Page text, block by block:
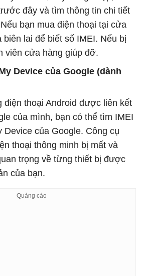
đây và tìm thông tin chi tiết
bạn mua điện thoại tại cửa
biên lai để biết số IMEI. Nếu bị
viên cửa hàng giúp đỡ.
Device của Google (dành
điện thoại Android được liên kết
của mình, bạn có thể tìm IMEI
Device của Google. Công cụ
thoại thông minh bị mất và
trọng về từng thiết bị được
của bạn.